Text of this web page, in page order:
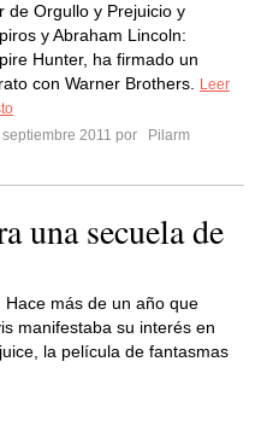
de Orgullo y Prejuicio y
y Abraham Lincoln:
Hunter, ha firmado un
con Warner Brothers.
Leer
septiembre 2011 por
Pilarm
una secuela de
Hace más de un año que
manifestaba su interés en
la película de fantasmas